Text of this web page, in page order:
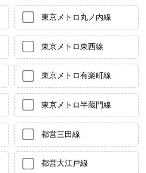
東京メトロ丸ノ内線
東京メトロ東西線
東京メトロ有楽町線
東京メトロ半蔵門線
都営三田線
都営大江戸線